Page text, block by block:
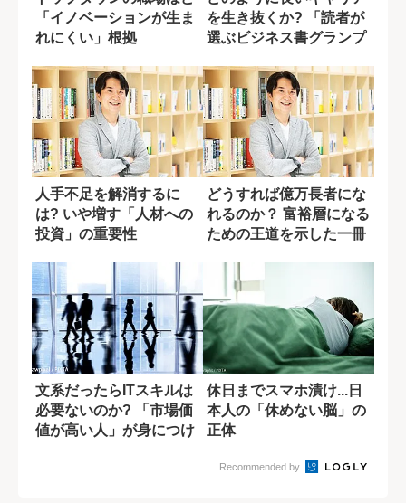
「イノベーションが生ま
れにくい」根拠
を生き抜くか? 「読者が
選ぶビジネス書グランプ
人手不足を解消するに
は? いや増す「人材への
投資」の重要性
どうすれば億万長者にな
れるのか？ 富裕層になる
ための王道を示した一冊
文系だったらITスキルは
必要ないのか? 「市場価
値が高い人」が身につけ
休日までスマホ漬け...日
本人の「休めない脳」の
正体
Recommended by